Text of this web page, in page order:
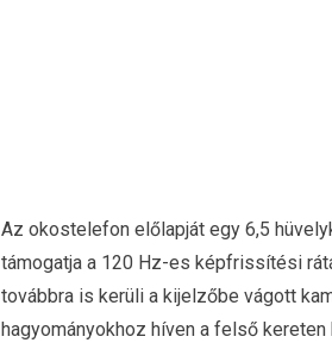
Az okostelefon előlapját egy 6,5
támogatja a 120 Hz-es képfrissítési
továbbra is kerüli a kijelzőbe vágott
hagyományokhoz híven a felső